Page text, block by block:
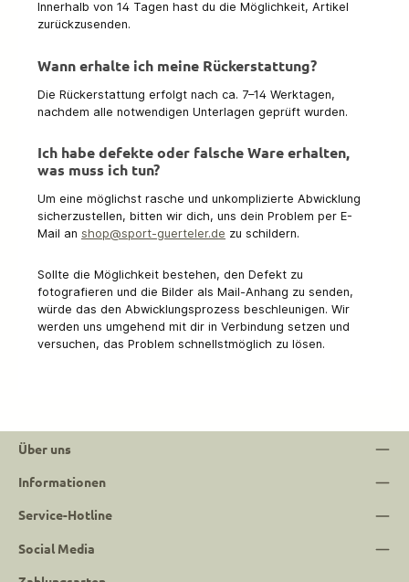
Innerhalb von 14 Tagen hast du die Möglichkeit, Artikel
zurückzusenden.
Wann erhalte ich meine Rückerstattung?
Die Rückerstattung erfolgt nach ca. 7–14 Werktagen,
nachdem alle notwendigen Unterlagen geprüft wurden.
Ich habe defekte oder falsche Ware erhalten,
was muss ich tun?
Um eine möglichst rasche und unkomplizierte Abwicklung
sicherzustellen, bitten wir dich, uns dein Problem per E-
Mail an shop@sport-guerteler.de zu schildern.
Sollte die Möglichkeit bestehen, den Defekt zu
fotografieren und die Bilder als Mail-Anhang zu senden,
würde das den Abwicklungsprozess beschleunigen. Wir
werden uns umgehend mit dir in Verbindung setzen und
versuchen, das Problem schnellstmöglich zu lösen.
Über uns
Informationen
Service-Hotline
Social Media